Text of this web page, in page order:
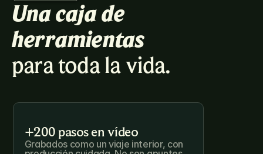
Una caja de
herramientas
para toda la vida.
+200 pasos en vídeo
Grabados como un viaje interior, con